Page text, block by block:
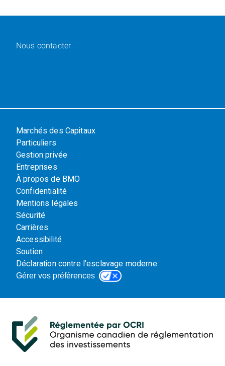
Nous contacter
Marchés des Capitaux
Particuliers
Gestion privée
Entreprises
À propos de BMO
Confidentialité
Mentions légales
Sécurité
Carrières
Accessibilité
Soutien
Déclaration contre l’esclavage moderne
Gérer vos préférences